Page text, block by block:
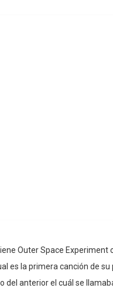
Outer Space Experiment
es la primera canción de
del anterior el cuál se